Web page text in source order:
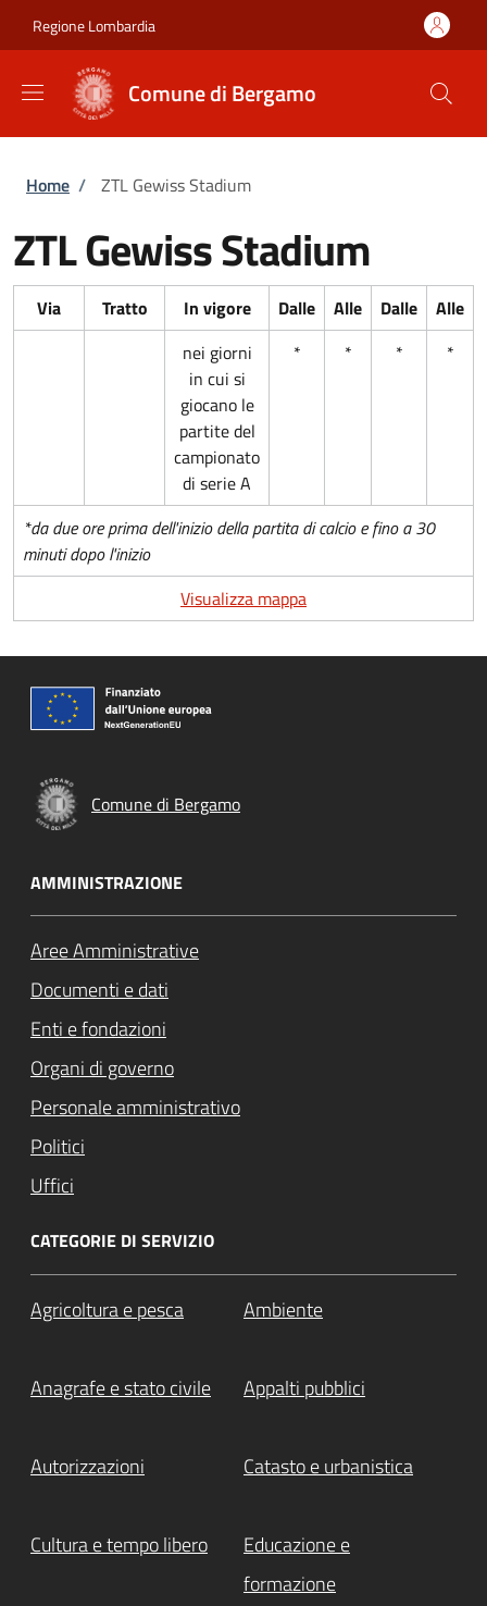
Regione Lombardia
Comune di Bergamo
Briciole di pane
Home / ZTL Gewiss Stadium
ZTL Gewiss Stadium
Via Tratto In vigore Dalle Alle Dalle
Alle
nei giorni
in cui si
giocano le
partite del
campionato
di serie A
* * * *
*da due ore prima dell'inizio della partita di calcio e fino a 30
minuti dopo l'inizio
Visualizza mappa
Comune di Bergamo
AMMINISTRAZIONE
Aree Amministrative
Documenti e dati
Enti e fondazioni
Organi di governo
Personale amministrativo
Politici
Uffici
CATEGORIE DI SERVIZIO
Agricoltura e pesca Ambiente
Anagrafe e stato civile Appalti pubblici
Autorizzazioni Catasto e urbanistica
Cultura e tempo libero
Educazione e
formazione